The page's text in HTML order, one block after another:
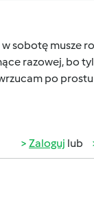
sobotę musze
razowej, bo
po prostu
Zaloguj lub